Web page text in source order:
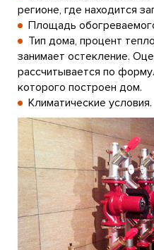
регионе, где находится
Площадь
Тип дома, процент
занимает остекление.
рассчитывается по
которого построен дом.
Климатические условия.